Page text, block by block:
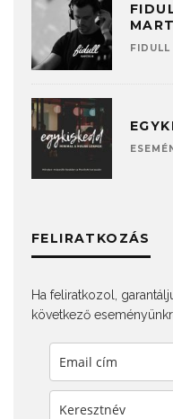
FELIRATKOZÁS
Ha feliratkozol,
következő